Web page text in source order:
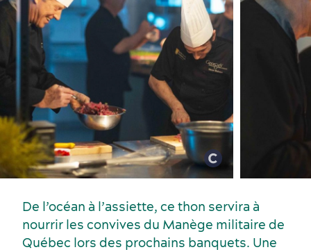
Services et outils
De l’océan à l’assiette, ce thon servira à
nourrir les convives du Manège militaire de
Québec lors des prochains banquets. Une